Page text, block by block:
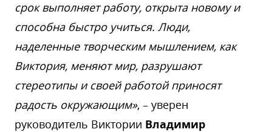
срок выполняет работу, открыта новому и
способна быстро учиться. Люди,
наделенные творческим мышлением, как
Виктория, меняют мир, разрушают
стереотипы и своей работой приносят
радость окружающим», – уверен
руководитель Виктории Владимир